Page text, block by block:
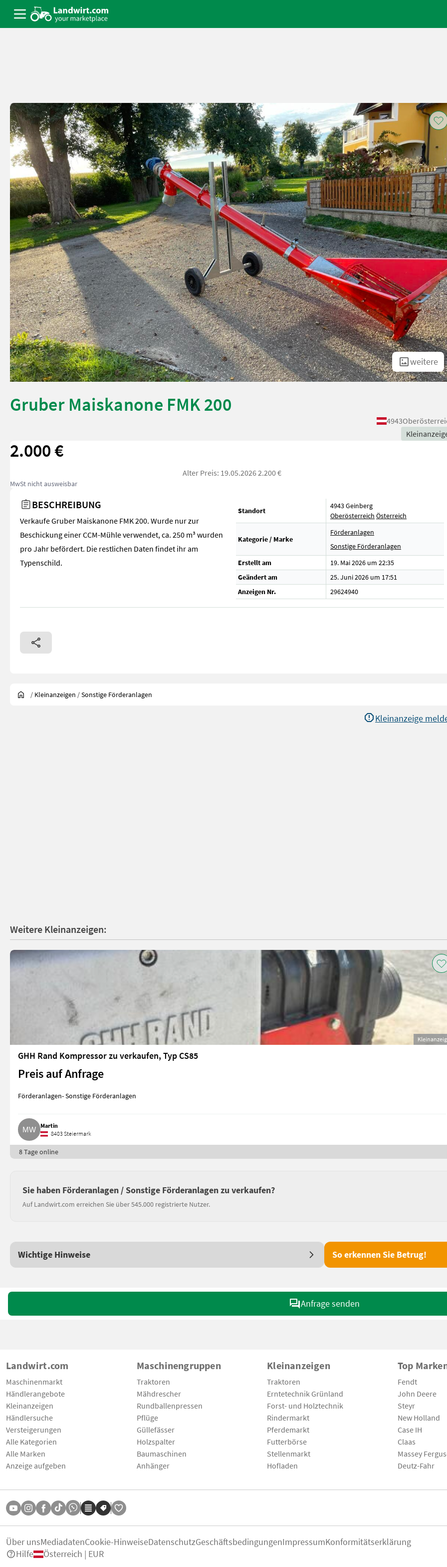
weitere
Gruber Maiskanone FMK 200
4943
2.000 €
Alter Preis: 19.05.2026 2.200 €
MwSt nicht ausweisbar
BESCHREIBUNG
Verkaufe Gruber Maiskanone FMK 200. Wurde nur zur
Beschickung einer CCM-Mühle verwendet, ca. 250 m³ wurden
pro Jahr befördert. Die restlichen Daten findet ihr am
Typenschild.
Standort
4943 Geinberg
Oberösterreich Österreich
Kategorie / Marke
Förderanlagen
Sonstige Förderanlagen
Erstellt am
19. Mai 2026 um 22:35
Geändert am
25. Juni 2026 um 17:51
Anzeigen Nr.
29624940
/ Kleinanzeigen /Sonstige Förderanlagen
Kleinanzeige
Weitere Kleinanzeigen:
GHH Rand Kompressor zu verkaufen, Typ CS85
Preis auf Anfrage
Förderanlagen- Sonstige Förderanlagen
Martin
8403 Steiermark
8 Tage online
Sie haben Förderanlagen / Sonstige Förderanlagen zu verkaufen?
Auf Landwirt.com erreichen Sie über 545.000 registrierte Nutzer.
Wichtige Hinweise So erkennen Sie Betrug!
Anfrage senden
Landwirt.com
Maschinenmarkt
Händlerangebote
Kleinanzeigen
Händlersuche
Versteigerungen
Alle Kategorien
Alle Marken
Anzeige aufgeben
Maschinengruppen
Traktoren
Mähdrescher
Rundballenpressen
Pflüge
Güllefässer
Holzspalter
Baumaschinen
Anhänger
Kleinanzeigen
Traktoren
Erntetechnik Grünland
Forst- und Holztechnik
Rindermarkt
Pferdemarkt
Futterbörse
Stellenmarkt
Hofladen
Top
Fendt
John Deere
Steyr
New Holland
Case IH
Claas
Massey
Deutz-Fahr
Über unsMediadatenCookie-HinweiseDatenschutzGeschäftsbedingungenImpressumKonformitätserklärung
Hilfe
Österreich | EUR